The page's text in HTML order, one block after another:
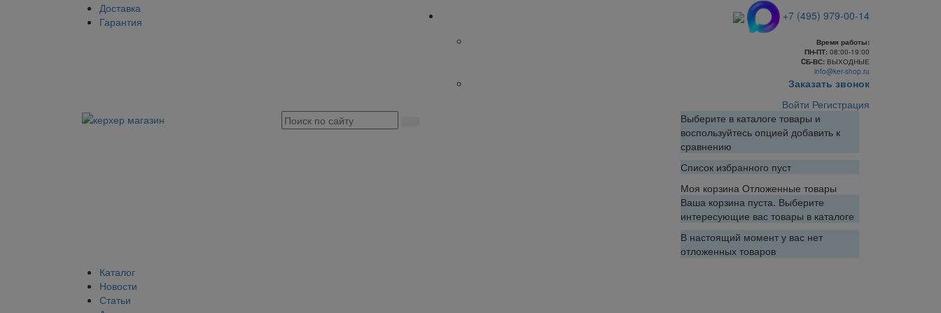
Доставка
Гарантия
+7 (495) 979-00-14
Время работы:
ПН-ПТ: 08:00-19:00
CБ-ВС: ВЫХОДНЫЕ
info@ker-shop.ru
Заказать звонок
Войти Регистрация
Выберите в каталоге товары и
воспользуйтесь опцией добавить к
сравнению
Список избранного пуст
Моя корзина Отложенные товары
Ваша корзина пуста. Выберите
интересующие вас товары в каталоге
В настоящий момент у вас нет
отложенных товаров
Каталог
Новости
Статьи